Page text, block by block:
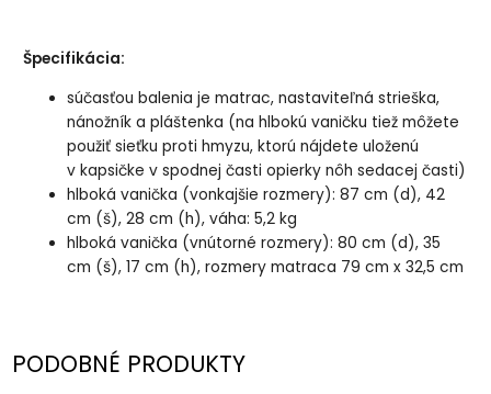
Špecifikácia:
súčasťou balenia je matrac, nastaviteľná strieška,
nánožník a pláštenka (na hlbokú vaničku tiež môžete
použiť sieťku proti hmyzu, ktorú nájdete uloženú
v kapsičke v spodnej časti opierky nôh sedacej časti)
hlboká vanička (vonkajšie rozmery): 87 cm (d), 42
cm (š), 28 cm (h), váha: 5,2 kg
hlboká vanička (vnútorné rozmery): 80 cm (d), 35
cm (š), 17 cm (h), rozmery matraca 79 cm x 32,5 cm
PODOBNÉ PRODUKTY